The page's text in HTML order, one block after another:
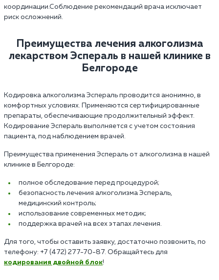
координации.Соблюдение рекомендаций врача исключает
риск осложнений.
Преимущества лечения алкоголизма
лекарством Эспераль в нашей клинике в
Белгороде
Кодировка алкоголизма Эспераль проводится анонимно, в
комфортных условиях. Применяются сертифицированные
препараты, обеспечивающие продолжительный эффект.
Кодирование Эспераль выполняется с учетом состояния
пациента, под наблюдением врачей.
Преимущества применения Эспераль от алкоголизма в нашей
клинике в Белгороде:
полное обследование перед процедурой;
безопасность лечения алкоголизма Эспераль,
медицинский контроль;
использование современных методик;
поддержка врачей на всех этапах лечения.
Для того, чтобы оставить заявку, достаточно позвонить, по
телефону: +7 (472) 277-70-87. Обращайтесь для
кодирования двойной блок!